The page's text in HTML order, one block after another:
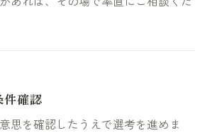
件確認
思を確認したうえで選考を進めま